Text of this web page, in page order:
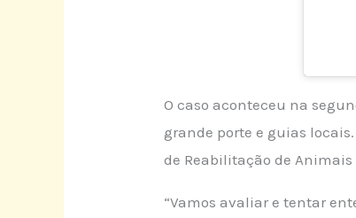
O caso aconteceu na
grande porte e guias
de Reabilitação de Animais
“Vamos avaliar e tentar